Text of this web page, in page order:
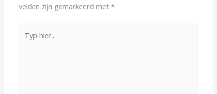
velden zijn gemarkeerd met*